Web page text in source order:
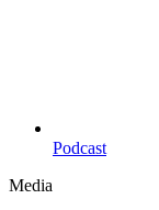
Podcast
Media